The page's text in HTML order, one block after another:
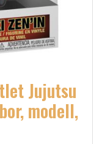
Jujutsu
modell,